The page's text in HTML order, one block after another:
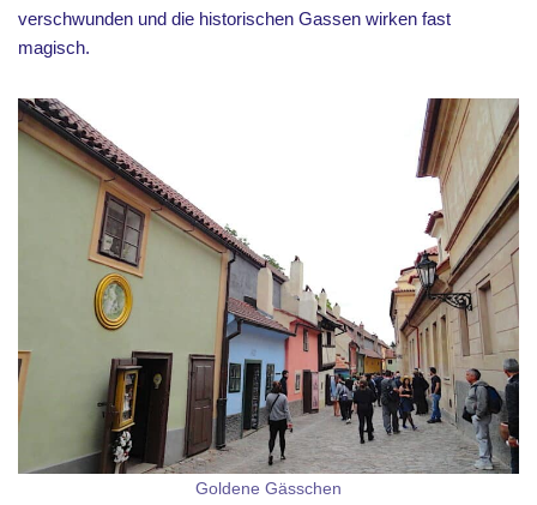
verschwunden und die historischen Gassen wirken fast
magisch.
Goldene Gässchen